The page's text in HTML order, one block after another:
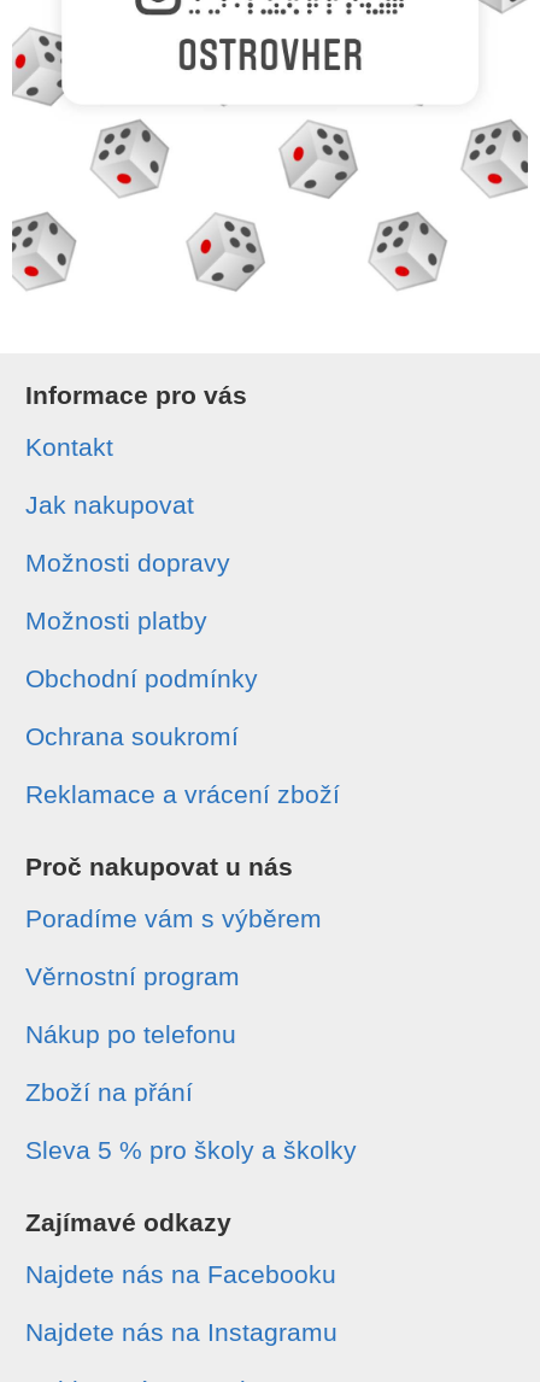
Informace pro vás
Kontakt
Jak nakupovat
Možnosti dopravy
Možnosti platby
Obchodní podmínky
Ochrana soukromí
Reklamace a vrácení zboží
Proč nakupovat u nás
Poradíme vám s výběrem
Věrnostní program
Nákup po telefonu
Zboží na přání
Sleva 5 % pro školy a školky
Zajímavé odkazy
Najdete nás na Facebooku
Najdete nás na Instagramu